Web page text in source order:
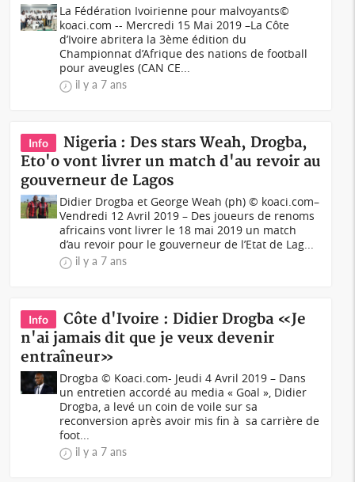
La Fédération Ivoirienne pour malvoyants©
koaci.com -- Mercredi 15 Mai 2019 –La Côte
d’Ivoire abritera la 3ème édition du
Championnat d’Afrique des nations de football
pour aveugles (CAN CE...
il y a 7 ans
Info
Nigeria : Des stars Weah, Drogba,
Eto'o vont livrer un match d'au revoir au
gouverneur de Lagos
Didier Drogba et George Weah (ph) © koaci.com–
Vendredi 12 Avril 2019 – Des joueurs de renoms
africains vont livrer le 18 mai 2019 un match
d’au revoir pour le gouverneur de l’Etat de Lag...
il y a 7 ans
Info
Côte d'Ivoire : Didier Drogba «Je
n'ai jamais dit que je veux devenir
entraîneur»
Drogba © Koaci.com- Jeudi 4 Avril 2019 – Dans
un entretien accordé au media « Goal », Didier
Drogba, a levé un coin de voile sur sa
reconversion après avoir mis fin à sa carrière de
foot...
il y a 7 ans